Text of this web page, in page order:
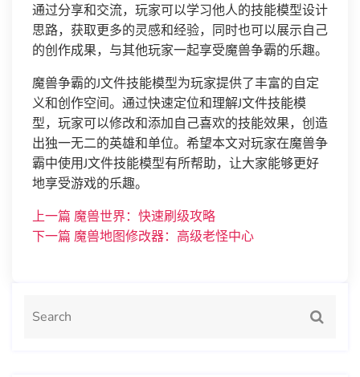
通过分享和交流，玩家可以学习他人的技能模型设计
思路，获取更多的灵感和经验，同时也可以展示自己
的创作成果，与其他玩家一起享受魔兽争霸的乐趣。
魔兽争霸的J文件技能模型为玩家提供了丰富的自定
义和创作空间。通过快速定位和理解J文件技能模
型，玩家可以修改和添加自己喜欢的技能效果，创造
出独一无二的英雄和单位。希望本文对玩家在魔兽争
霸中使用J文件技能模型有所帮助，让大家能够更好
地享受游戏的乐趣。
上一篇 魔兽世界：快速刷级攻略
下一篇 魔兽地图修改器：高级老怪中心